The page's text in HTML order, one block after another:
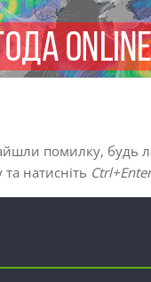
помилку, будь
натисніть Ctrl+Enter